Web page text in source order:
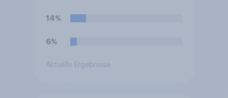
14%
6%
Aktuelle Ergebnisse